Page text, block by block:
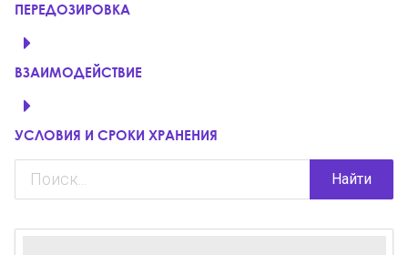
ПЕРЕДОЗИРОВКА
ВЗАИМОДЕЙСТВИЕ
УСЛОВИЯ И СРОКИ ХРАНЕНИЯ
Найти